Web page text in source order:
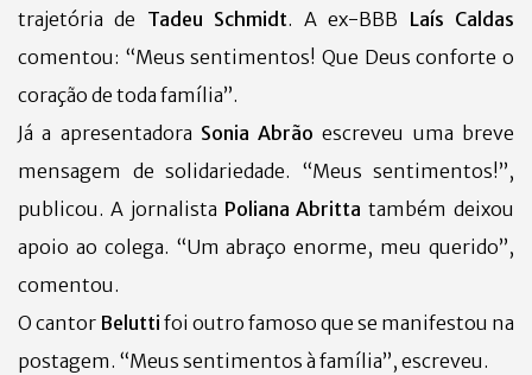
trajetória de Tadeu Schmidt. A ex-BBB Laís Caldas
comentou: “Meus sentimentos! Que Deus conforte o
coração de toda família”.
Já a apresentadora Sonia Abrão escreveu uma breve
mensagem de solidariedade. “Meus sentimentos!”,
publicou. A jornalista Poliana Abritta também deixou
apoio ao colega. “Um abraço enorme, meu querido”,
comentou.
O cantor Belutti foi outro famoso que se manifestou na
postagem. “Meus sentimentos à família”, escreveu.